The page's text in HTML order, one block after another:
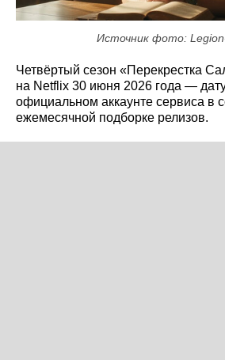
Источник фото:
Четвёртый сезон «Перекрестка
на Netflix 30 июня 2026 года —
официальном аккаунте сервиса в
ежемесячной подборке релизов.